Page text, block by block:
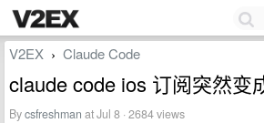
V2EX › Claude Code
claude code ios 订阅突然变
Bycsfreshman at Jul 8 · 2684 views